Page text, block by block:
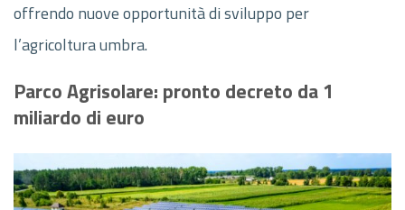
offrendo nuove opportunità di sviluppo per
l’agricoltura umbra.
Parco Agrisolare: pronto decreto da 1
miliardo di euro